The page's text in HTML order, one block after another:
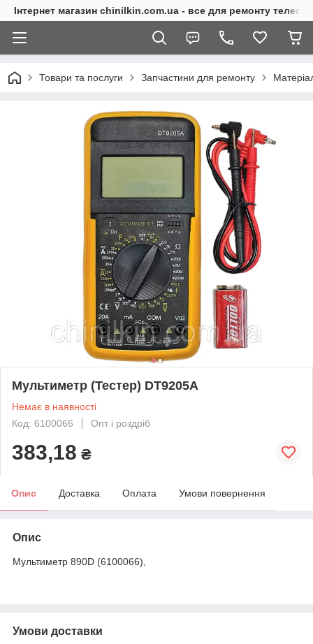
Інтернет магазин chinilkin.com.ua - все для ремонту
Товари та послуги Запчастини для ремонту
Мультиметр (Тестер) DT9205A
Немає в наявності
Код: 6100066
Опт і роздріб
383,18 ₴
Опис Доставка Оплата Умови повернення
Опис
Мультиметр 890D (6100066),
Умови доставки